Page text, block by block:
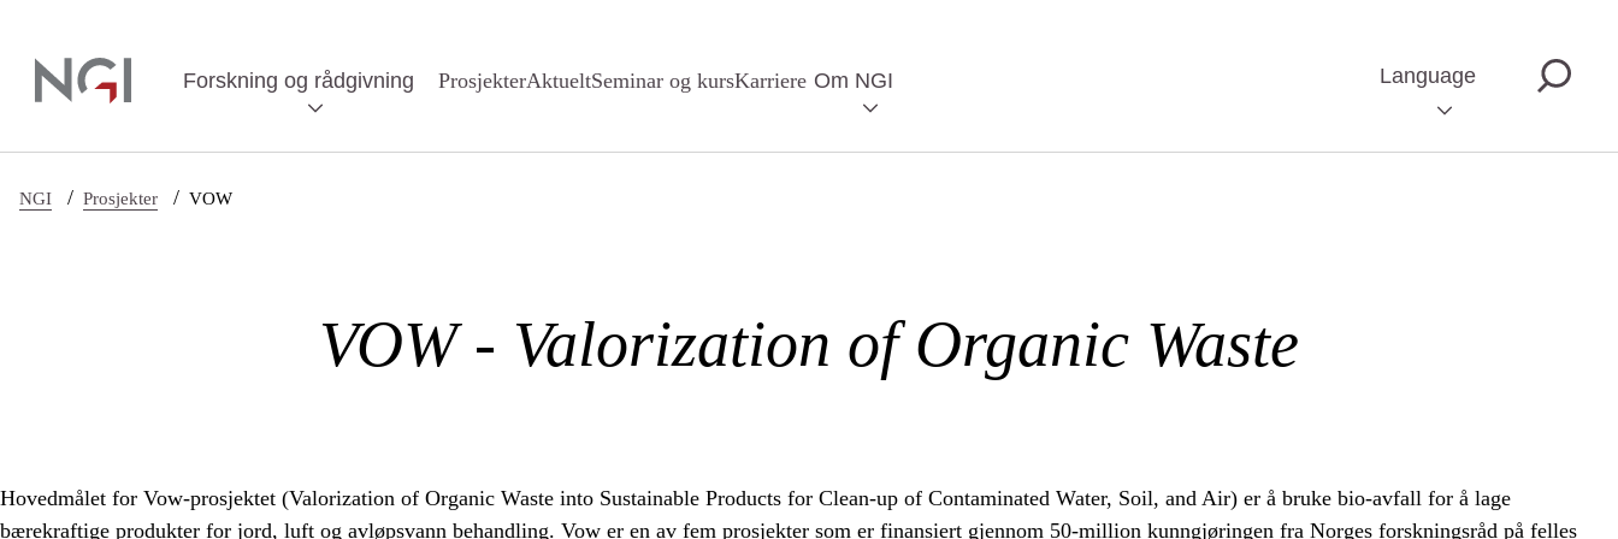
Forskning og rådgivning ProsjekterAktueltSeminar og kursKarriere Om NGI Language
NGI / Prosjekter / VOW
VOW - Valorization of Organic Waste
Hovedmålet for Vow-prosjektet (Valorization of Organic Waste into Sustainable Products for Clean-up of Contaminated Water, Soil, and Air) er å bruke bio-avfall for å lage
bærekraftige produkter for jord, luft og avløpsvann behandling. Vow er en av fem prosjekter som er finansiert gjennom 50-million kunngjøringen fra Norges forskningsråd på felles